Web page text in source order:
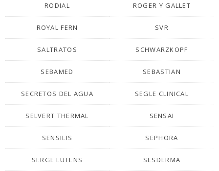
RODIAL ROGER Y GALLET
ROYAL FERN SVR
SALTRATOS SCHWARZKOPF
SEBAMED SEBASTIAN
SECRETOS DEL AGUA SEGLE CLINICAL
SELVERT THERMAL SENSAI
SENSILIS SEPHORA
SERGE LUTENS SESDERMA